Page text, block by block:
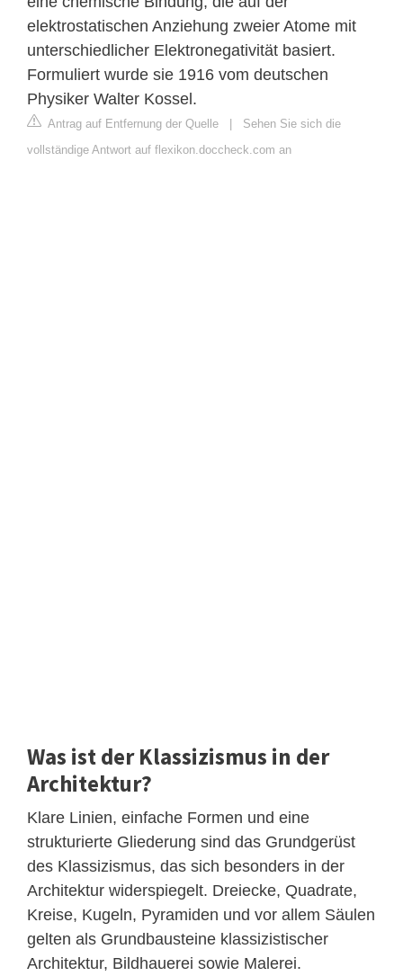
elektrostatischen Anziehung zweier Atome mit
unterschiedlicher Elektronegativität basiert.
Formuliert wurde sie 1916 vom deutschen
Physiker Walter Kossel.
Antrag auf Entfernung der Quelle | Sehen Sie sich die
vollständige Antwort auf flexikon.doccheck.com an
Was ist der Klassizismus in der
Architektur?
Klare Linien, einfache Formen und eine
strukturierte Gliederung sind das Grundgerüst
des Klassizismus, das sich besonders in der
Architektur widerspiegelt. Dreiecke, Quadrate,
Kreise, Kugeln, Pyramiden und vor allem Säulen
gelten als Grundbausteine klassizistischer
Architektur, Bildhauerei sowie Malerei.